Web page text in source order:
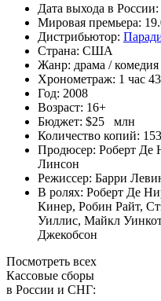
Дата выхода в России:
Мировая премьера:
Дистрибьютор:
Страна: США
Жанр: драма /комедия
Хронометраж: 1 час
Год: 2008
Возраст: 16+
Бюджет: $25 млн
Количество копий: 153
Продюсер: Роберт Де
Линсон
Режиссер: Барри
В ролях: Роберт Де
Кинер, Робин Райт,
Уиллис, Майкл
Джекобсон
Посмотреть всех
Кассовые сборы
в России и СНГ: